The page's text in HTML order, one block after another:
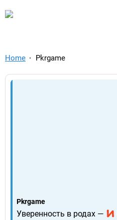
Home Pkrgame
Pkrgame
Уверенность в родах —